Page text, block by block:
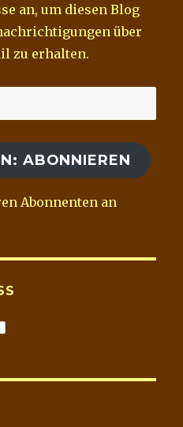
an, um diesen Blog
über
zu erhalten.
ABONNIEREN
Abonnenten an